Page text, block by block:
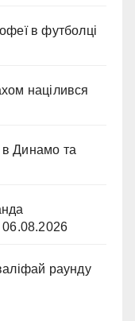
в футболці
націлився
Динамо та
06.08.2026
раунду